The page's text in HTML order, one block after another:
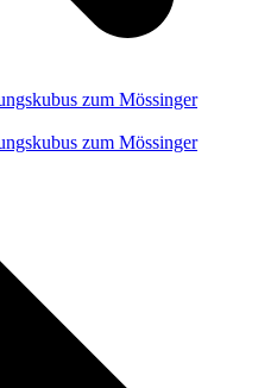
zum Mössinger
zum Mössinger